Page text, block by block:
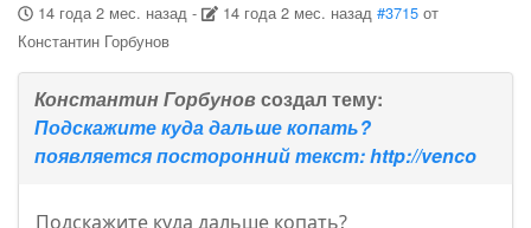
14 года 2 мес. назад- 14 года 2 мес. назад #3715 от
Константин Горбунов
Константин Горбуновсоздал тему:
Подскажите куда дальше копать?
появляется посторонний текст: http://venco
Подскажите куда дальше копать?